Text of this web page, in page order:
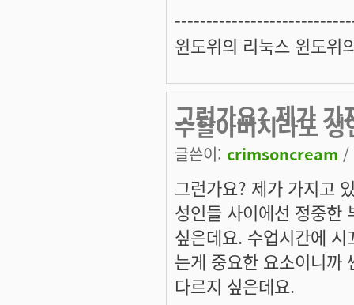
윈도위의 리눅스 윈도위
그런가요? 제가 가
수할아버지라도 성
글쓴이: crimsoncream /
그런가요? 제가 가지고
성인들 사이에선 정중한
싶은데요. 수업시간에
는게 중요한 요소이니까
다르지 싶은데요.